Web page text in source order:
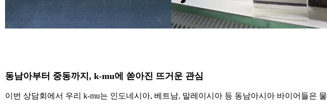
동남아부터 중동까지, k-mu에 쏟아진 뜨거운 관심
이번 상담회에서 우리 k-mu는 인도네시아, 베트남, 말레이시아 등 동남아시아 바이어들은